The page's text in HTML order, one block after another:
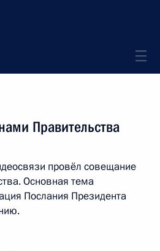
Правительства
провёл совещание
Основная тема
Послания Президента